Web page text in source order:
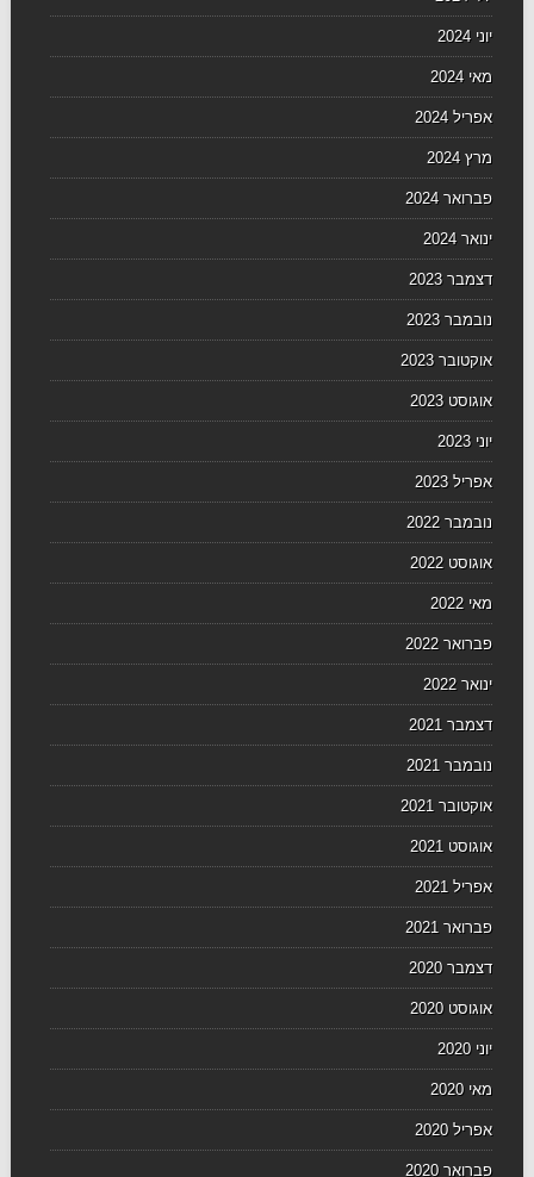
יוני 2024
מאי 2024
אפריל 2024
מרץ 2024
פברואר 2024
ינואר 2024
דצמבר 2023
נובמבר 2023
אוקטובר 2023
אוגוסט 2023
יוני 2023
אפריל 2023
נובמבר 2022
אוגוסט 2022
מאי 2022
פברואר 2022
ינואר 2022
דצמבר 2021
נובמבר 2021
אוקטובר 2021
אוגוסט 2021
אפריל 2021
פברואר 2021
דצמבר 2020
אוגוסט 2020
יוני 2020
מאי 2020
אפריל 2020
פברואר 2020